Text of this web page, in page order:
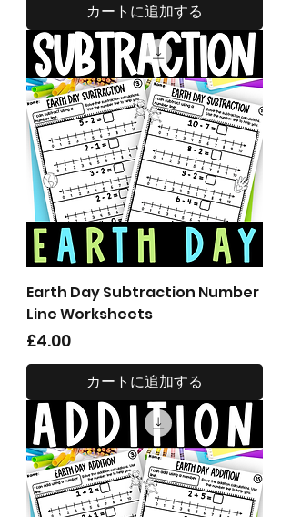
カートに追加する
Earth Day Subtraction Number
Line Worksheets
価格
£4.00
カートに追加する